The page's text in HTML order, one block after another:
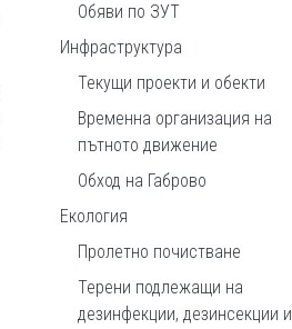
Обяви по ЗУТ
Инфраструктура
Текущи проекти и обекти
Временна организация на
пътното движение
Обход на Габрово
Екология
Пролетно почистване
Терени подлежащи на
дезинфекции, дезинсекции и